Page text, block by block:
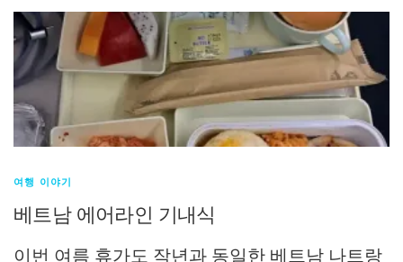
여행 이야기
베트남 에어라인 기내식
이번 여름 휴가도 작년과 동일한 베트남 나트랑